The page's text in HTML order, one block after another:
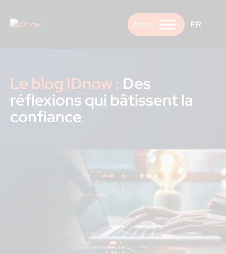
content
FR
Le blog IDnow : Des
réflexions qui bâtissent la
confiance.